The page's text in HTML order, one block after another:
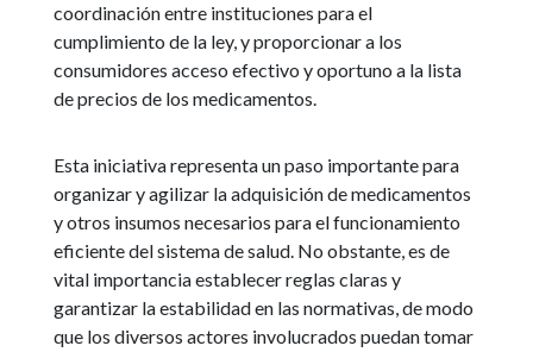
coordinación entre instituciones para el
cumplimiento de la ley, y proporcionar a los
consumidores acceso efectivo y oportuno a la lista
de precios de los medicamentos.
Esta iniciativa representa un paso importante para
organizar y agilizar la adquisición de medicamentos
y otros insumos necesarios para el funcionamiento
eficiente del sistema de salud. No obstante, es de
vital importancia establecer reglas claras y
garantizar la estabilidad en las normativas, de modo
que los diversos actores involucrados puedan tomar